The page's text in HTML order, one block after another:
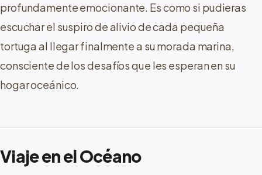
profundamente emocionante. Es como si pudieras
escuchar el suspiro de alivio de cada pequeña
tortuga al llegar finalmente a su morada marina,
consciente de los desafíos que les esperan en su
hogar oceánico.
Viaje en el Océano